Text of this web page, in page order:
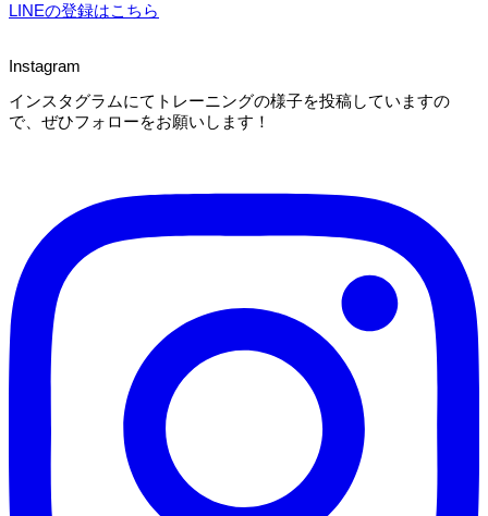
LINEの登録はこちら
Instagram
インスタグラムにてトレーニングの様子を投稿していますの
で、ぜひフォローをお願いします！